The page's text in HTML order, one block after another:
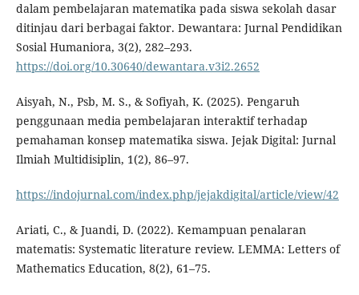
dalam pembelajaran matematika pada siswa sekolah dasar
ditinjau dari berbagai faktor. Dewantara: Jurnal Pendidikan
Sosial Humaniora, 3(2), 282–293.
https://doi.org/10.30640/dewantara.v3i2.2652
Aisyah, N., Psb, M. S., & Sofiyah, K. (2025). Pengaruh
penggunaan media pembelajaran interaktif terhadap
pemahaman konsep matematika siswa. Jejak Digital: Jurnal
Ilmiah Multidisiplin, 1(2), 86–97.
https://indojurnal.com/index.php/jejakdigital/article/view/42
Ariati, C., & Juandi, D. (2022). Kemampuan penalaran
matematis: Systematic literature review. LEMMA: Letters of
Mathematics Education, 8(2), 61–75.